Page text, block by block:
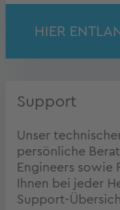
HIER
Support
Unser
persönliche
Engineers sowie
Ihnen bei jeder
Support-